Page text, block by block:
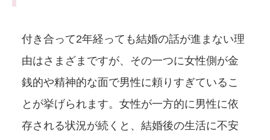
付き合って2年経っても結婚の話が進まない理
由はさまざまですが、その一つに女性側が金
銭的や精神的な面で男性に頼りすぎているこ
とが挙げられます。女性が一方的に男性に依
存される状況が続くと、結婚後の生活に不安